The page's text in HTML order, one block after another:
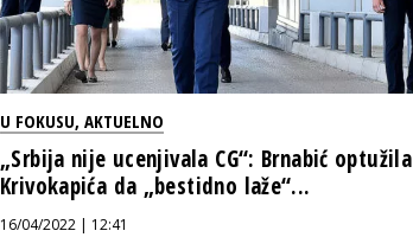
U FOKUSU, AKTUELNO
„Srbija nije ucenjivala CG“: Brnabić optužila
Krivokapića da „bestidno laže“...
16/04/2022 | 12:41